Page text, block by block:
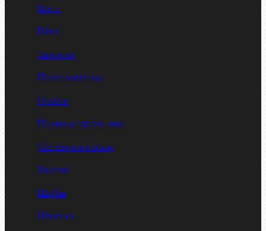
Винты
Гайки
Заклепки
Пресс-масленки
Пробки
Пружины тарельчатые
Стопорные кольца
Такелаж
Шайбы
Шпильки